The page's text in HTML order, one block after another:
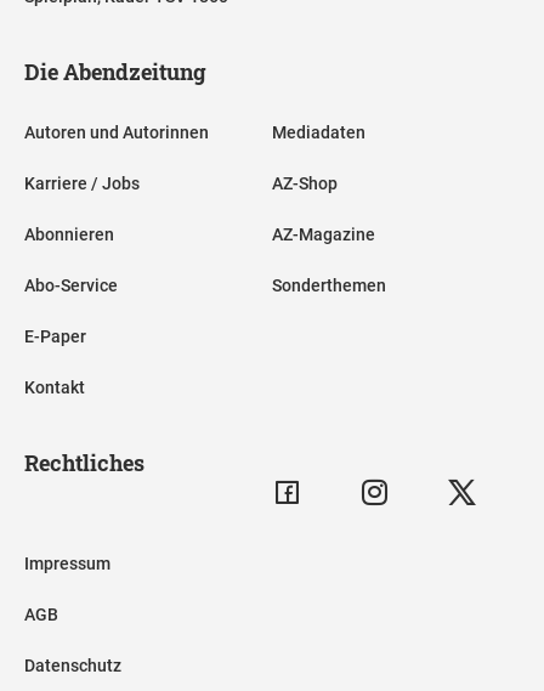
Die Abendzeitung
Autoren und Autorinnen
Karriere / Jobs
Abonnieren
Abo-Service
E-Paper
Kontakt
Mediadaten
AZ-Shop
AZ-Magazine
Sonderthemen
Rechtliches
Impressum
AGB
Datenschutz